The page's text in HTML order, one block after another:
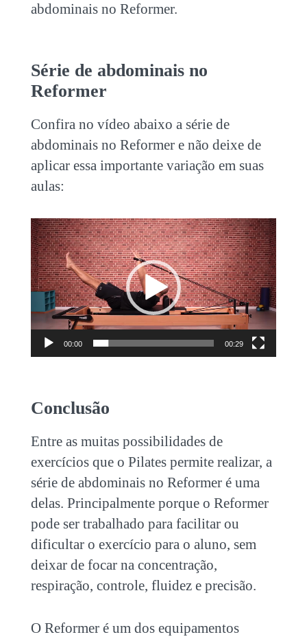
abdominais no Reformer.
Série de abdominais no
Reformer
Confira no vídeo abaixo a série de
abdominais no Reformere não deixe de
aplicar essa importante variação em suas
aulas:
Tocador
de
vídeo
00:00 00:29
Conclusão
Entre as muitas possibilidades de
exercícios que o Pilates permite realizar, a
série de abdominais no Reformeré uma
delas. Principalmente porque o Reformer
pode ser trabalhado para facilitar ou
dificultar o exercício para o aluno, sem
deixar de focar na concentração,
respiração, controle, fluidez e precisão.
O Reformer é um dos equipamentos